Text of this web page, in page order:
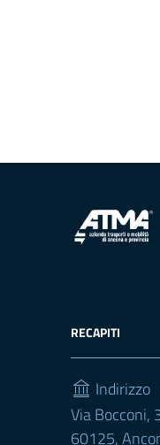
RECAPITI
Indirizzo
Via Bocconi,
60125,